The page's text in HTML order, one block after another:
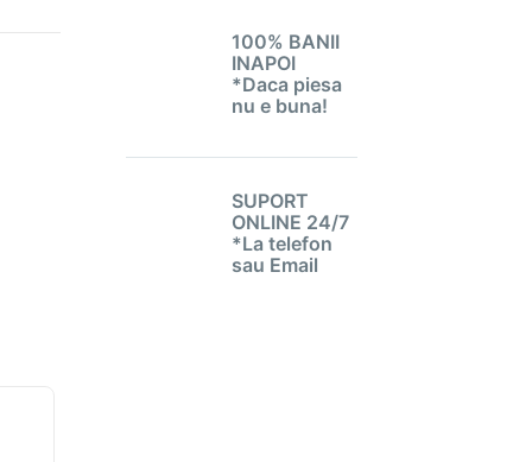
100% BANII
INAPOI
*Daca piesa
nu e buna!
SUPORT
ONLINE 24/7
*La telefon
sau Email